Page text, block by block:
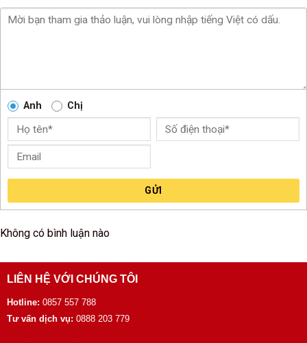
Anh Chị
GỬI
Không có bình luận nào
LIÊN HỆ VỚI CHÚNG TÔI
Hotline: 0857 557 788
Tư vấn dịch vụ: 0888 203 779